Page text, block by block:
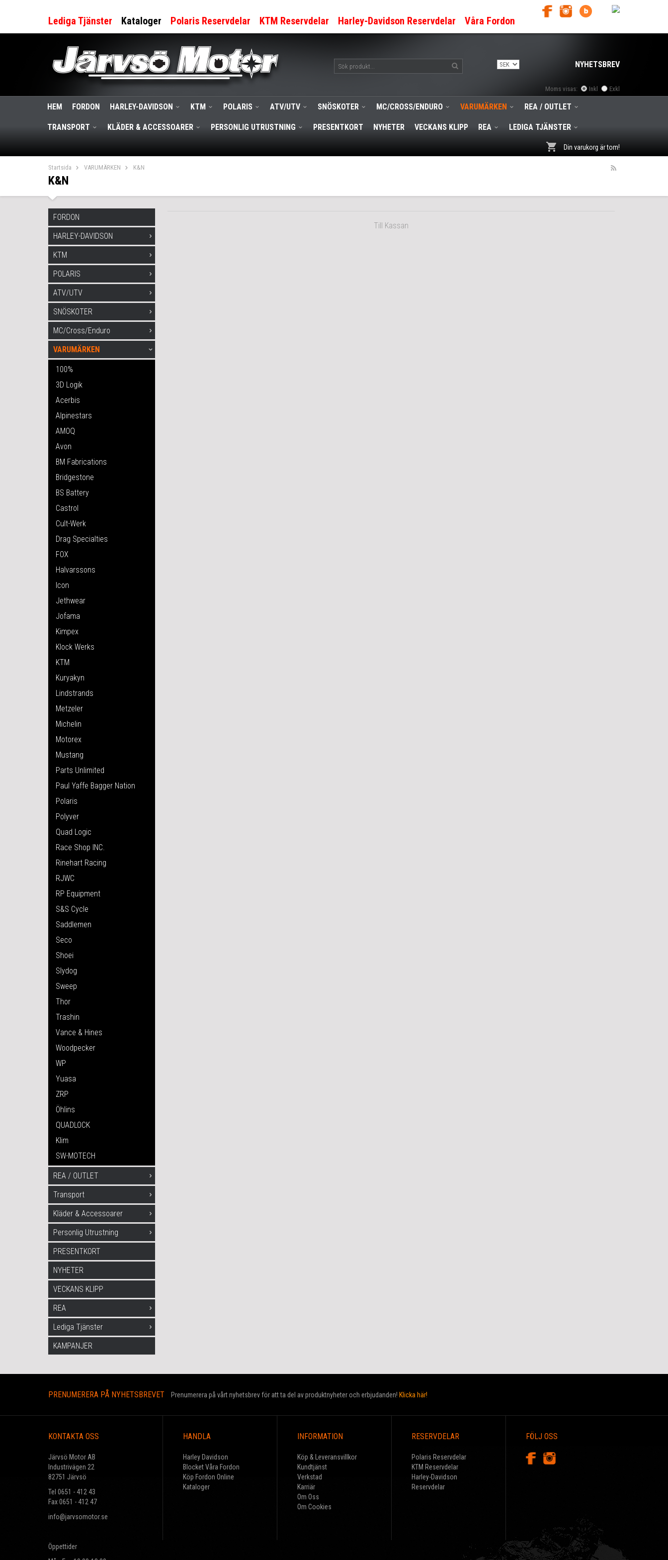
Lediga Tjänster Kataloger Polaris Reservdelar KTM Reservdelar Harley-Davidson Reservdelar Våra Fordon
NYHETSBREV
Moms visas: Inkl Exkl
HEM FORDON HARLEY-DAVIDSON KTM POLARIS ATV/UTV SNÖSKOTER MC/CROSS/ENDURO VARUMÄRKEN REA / OUTLET
TRANSPORT KLÄDER & ACCESSOARER PERSONLIG UTRUSTNING PRESENTKORT NYHETER VECKANS KLIPP REA LEDIGA TJÄNSTER
Din varukorg är tom!
Startsida VARUMÄRKEN K&N
K&N
FORDON
HARLEY-DAVIDSON
KTM
POLARIS
ATV/UTV
SNÖSKOTER
MC/Cross/Enduro
VARUMÄRKEN
100%
3D Logik
Acerbis
Alpinestars
AMOQ
Avon
BM Fabrications
Bridgestone
BS Battery
Castrol
Cult-Werk
Drag Specialties
FOX
Halvarssons
Icon
Jethwear
Jofama
Kimpex
Klock Werks
KTM
Kuryakyn
Lindstrands
Metzeler
Michelin
Motorex
Mustang
Parts Unlimited
Paul Yaffe Bagger Nation
Polaris
Polyver
Quad Logic
Race Shop INC.
Rinehart Racing
RJWC
RP Equipment
S&S Cycle
Saddlemen
Seco
Shoei
Slydog
Sweep
Thor
Trashin
Vance & Hines
Woodpecker
WP
Yuasa
ZRP
Öhlins
QUADLOCK
Klim
SW-MOTECH
REA / OUTLET
Transport
Kläder & Accessoarer
Personlig Utrustning
PRESENTKORT
NYHETER
VECKANS KLIPP
REA
Lediga Tjänster
KAMPANJER
Till Kassan
PRENUMERERA PÅ NYHETSBREVET Prenumerera på vårt nyhetsbrev för att ta del av produktnyheter och erbjudanden! Klicka här!
KONTAKTA OSS
Järvsö Motor AB
Industrivägen 22
82751 Järvsö
Tel 0651 - 412 43
Fax 0651 - 412 47
info@jarvsomotor.se
Öppettider
HANDLA
Harley Davidson
Blocket Våra Fordon
Köp Fordon Online
Kataloger
INFORMATION
Köp & Leveransvillkor
Kundtjänst
Verkstad
Karriär
Om Oss
Om Cookies
RESERVDELAR
Polaris Reservdelar
KTM Reservdelar
Harley-Davidson
Reservdelar
FÖLJ OSS